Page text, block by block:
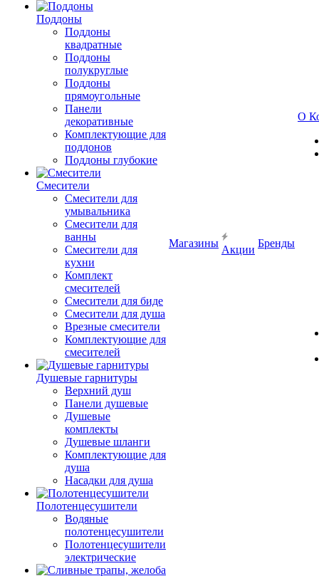
Поддоны
Поддоны
квадратные
Поддоны
полукруглые
Поддоны
прямоугольные
Панели
декоративные
Комплектующие для
поддонов
Поддоны глубокие
Смесители
Смесители для
умывальника
Смесители для
ванны
Смесители для
кухни
Комплект
смесителей
Смесители для биде
Смесители для душа
Врезные смесители
Комплектующие для
смесителей
Душевые гарнитуры
Верхний душ
Панели душевые
Душевые
комплекты
Душевые шланги
Комплектующие для
душа
Насадки для душа
Полотенцесушители
Водяные
полотенцесушители
Полотенцесушители
электрические
Магазины
Акции
Бренды
О